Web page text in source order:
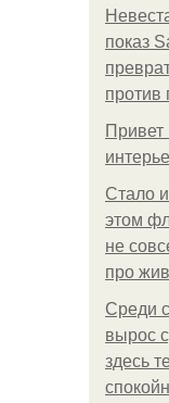
показ
против
Привет
Стало
этом
не
про
Среди
вырос
здесь